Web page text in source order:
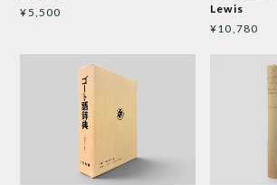
¥5,500
Lewis
¥10,780